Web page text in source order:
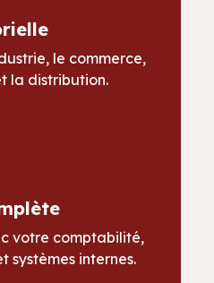
le commerce,
la distribution.
votre comptabilité,
systèmes internes.